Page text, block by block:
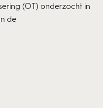
(OT) onderzocht in
de